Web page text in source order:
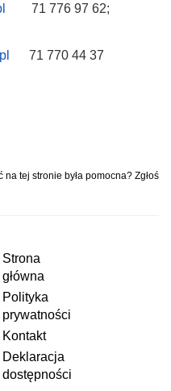
71 776 97 62;
71 770 44 37
na tej stronie była pomocna? Zgłoś
Strona
główna
Polityka
prywatności
Kontakt
Deklaracja
dostępności